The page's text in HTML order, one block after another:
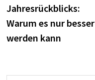
Jahresrückblicks:
Warum es nur besser
werden kann